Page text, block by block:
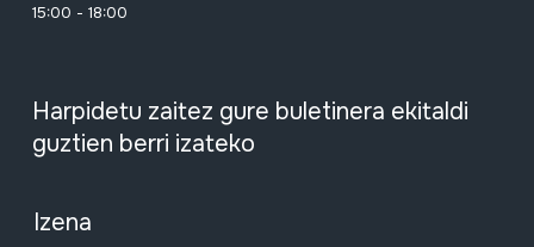
15:00 - 18:00
Harpidetu zaitez gure buletinera ekitaldi
guztien berri izateko
Izena